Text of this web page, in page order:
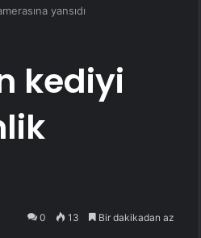
yansıdı
kediyi
0 13 Bir dakikadan az